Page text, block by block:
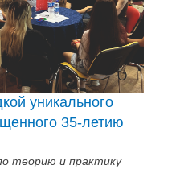
уникального
35-летию
теорию и практику